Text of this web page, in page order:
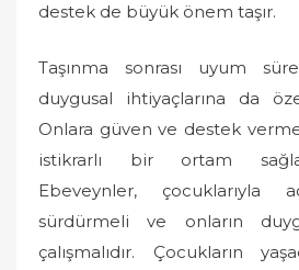
destek de büyük önem taşır.
Taşınma sonrası uyum
duygusal ihtiyaçlarına da
Onlara güven ve destek
istikrarlı bir ortam
Ebeveynler, çocuklarıyla
sürdürmeli ve onların
çalışmalıdır. Çocukların